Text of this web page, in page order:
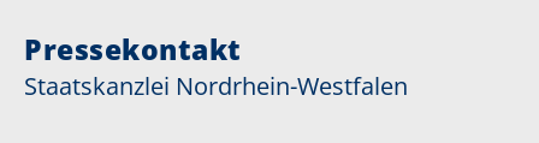
Pressekontakt
Staatskanzlei Nordrhein-Westfalen